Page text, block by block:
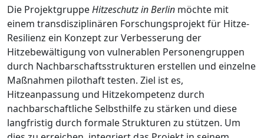
Die ProjektgruppeHitzeschutz in Berlin möchte mit
einem transdisziplinären Forschungsprojekt für Hitze-
Resilienz ein Konzept zur Verbesserung der
Hitzebewältigung von vulnerablen Personengruppen
durch Nachbarschaftsstrukturen erstellen und einzelne
Maßnahmen pilothaft testen. Ziel ist es,
Hitzeanpassung und Hitzekompetenz durch
nachbarschaftliche Selbsthilfe zu stärken und diese
langfristig durch formale Strukturen zu stützen. Um